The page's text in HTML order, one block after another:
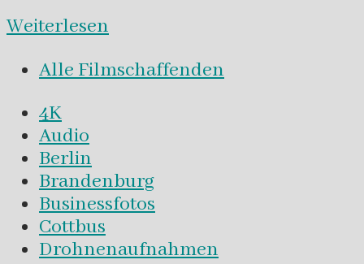
Weiterlesen
Alle Filmschaffenden
4K
Audio
Berlin
Brandenburg
Businessfotos
Cottbus
Drohnenaufnahmen